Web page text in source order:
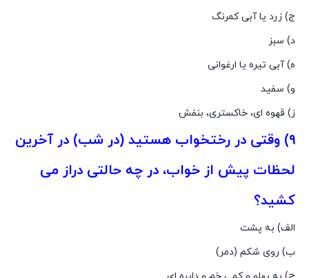
ج) زرد یا آبى کمرنگ
د) سبز
ه) آبى تیره یا ارغوانى
و) سفید
ز) قهوه اى، خاکسترى، بنفش
۹) وقتى در رختخواب هستید (در شب) در آخرین
لحظات پیش از خواب، در چه حالتى دراز مى
کشید؟
الف) به پشت
ب) روى شکم (دمر)